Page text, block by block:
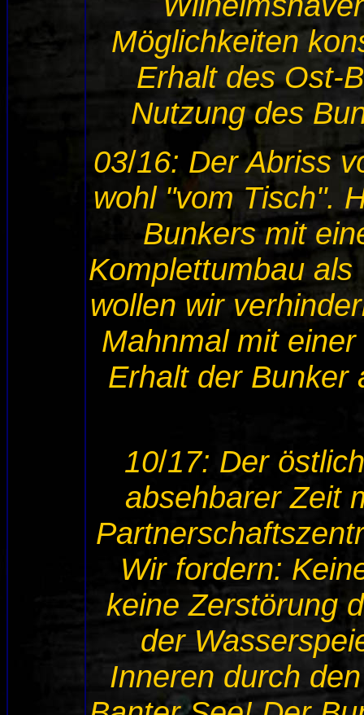
Möglichkeiten
Erhalt des Ost-
Nutzung des
03/16: Der Abriss
wohl "vom Tisch".
Bunkers mit
Komplettumbau
wollen wir
Mahnmal mit
Erhalt der Bunker
10/17: Der
absehbarer Zeit
Wir fordern:
keine Zerstörung
der
Inneren durch